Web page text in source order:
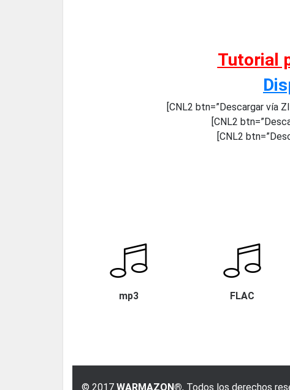
Tutorial
[CNL2 btn=”Descargar vía
[CNL2
[CNL2
mp3 FLAC
© 2017 WARMAZON®, Todos los derechos